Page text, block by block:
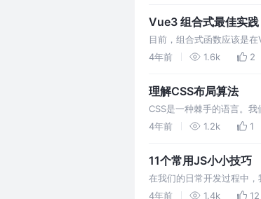
Vue3 组合式最佳实践
目前，组合式函数应该是
代码更易于编写、阅读和维
4年前 1.6k 2
理解CSS布局算法
CSS是一种棘手的语言。
免或解决我们遇到的问题呢？
4年前 1.2k 1
11个常用JS小小技巧
在我们的日常开发过程中
值，等等这类处理。分享一
4年前 1.4k 12